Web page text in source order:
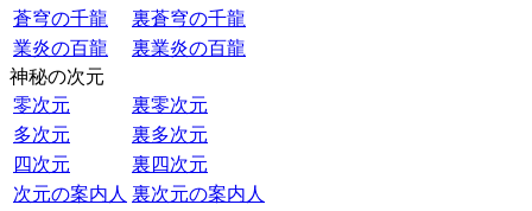
蒼穹の千龍
裏蒼穹の千龍
業炎の百龍
裏業炎の百龍
神秘の次元
零次元
裏零次元
多次元
裏多次元
四次元
裏四次元
次元の案内人 裏次元の案内人